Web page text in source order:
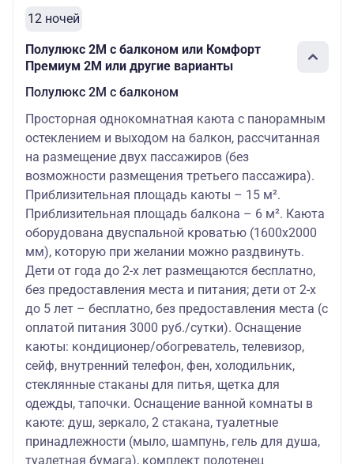
12 ночей
Полулюкс 2М с балконом или Комфорт
Премиум 2M или другие варианты
Полулюкс 2М с балконом
Просторная однокомнатная каюта с панорамным
остеклением и выходом на балкон, рассчитанная
на размещение двух пассажиров (без
возможности размещения третьего пассажира).
Приблизительная площадь каюты – 15 м².
Приблизительная площадь балкона – 6 м². Каюта
оборудована двуспальной кроватью (1600х2000
мм), которую при желании можно раздвинуть.
Дети от года до 2-х лет размещаются бесплатно,
без предоставления места и питания; дети от 2-х
до 5 лет – бесплатно, без предоставления места (с
оплатой питания 3000 руб./сутки). Оснащение
каюты: кондиционер/обогреватель, телевизор,
сейф, внутренний телефон, фен, холодильник,
стеклянные стаканы для питья, щетка для
одежды, тапочки. Оснащение ванной комнаты в
каюте: душ, зеркало, 2 стакана, туалетные
принадлежности (мыло, шампунь, гель для душа,
туалетная бумага), комплект полотенец